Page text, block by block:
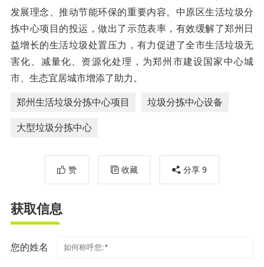
发展理念、推动节能环保的重要内容。中原区生活垃圾分
拣中心项目的投运，做出了示范表率，有效缓解了郑州日
益增长的生活垃圾处置压力，有力促进了全市生活垃圾无
害化、减量化、资源化处理，为郑州市建设国家中心城
市、生态宜居城市增添了助力。
郑州生活垃圾分拣中心项目 垃圾分拣中心设备
大型垃圾分拣中心
赞 收藏 分享 9
获取信息
您的姓名